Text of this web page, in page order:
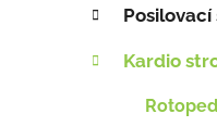
s
r
t
e
g
Kardio